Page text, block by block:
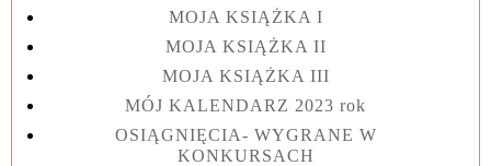
MOJA KSIĄŻKA I
MOJA KSIĄŻKA II
MOJA KSIĄŻKA III
MÓJ KALENDARZ 2023 rok
OSIĄGNIĘCIA- WYGRANE W
KONKURSACH